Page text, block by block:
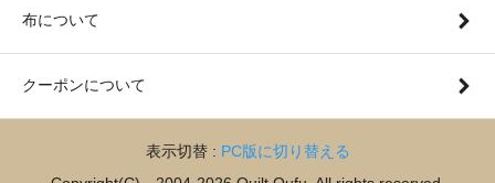
布について
クーポンについて
表示切替 : PC版に切り替える